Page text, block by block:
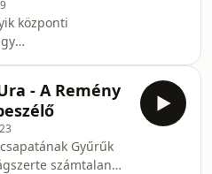
a varázsát ennyi
Kép: New
& Outro: Sierra: The
központi
feleségével, hogy
nevelkednie?
családjából
a koronázásánál?
- A Remény
Gyűrűk
számtalan